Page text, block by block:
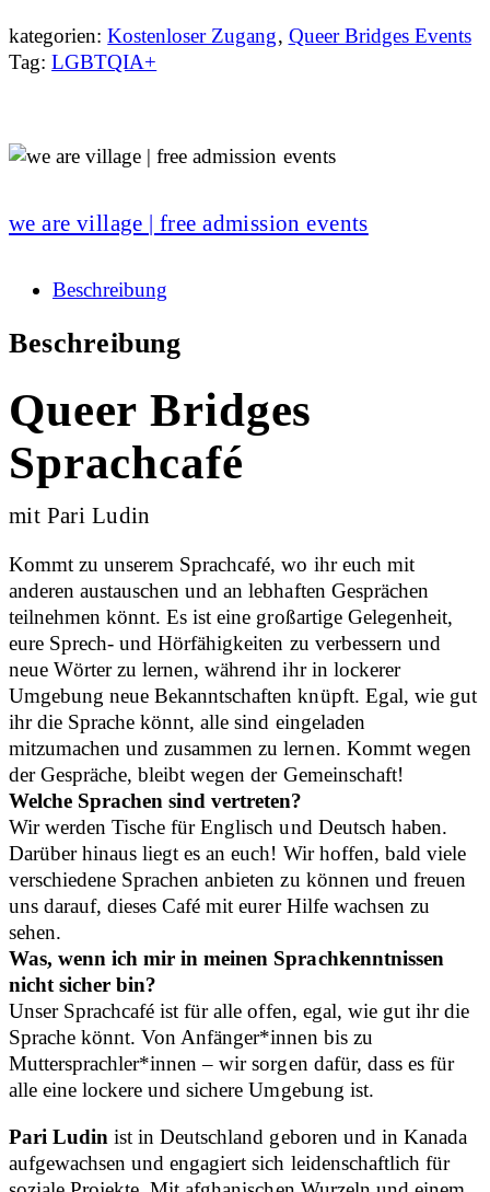
kategorien: Kostenloser Zugang, Queer Bridges Events
Tag: LGBTQIA+
we are village | free admission events
Beschreibung
Beschreibung
Queer Bridges
Sprachcafé
mit Pari Ludin
Kommt zu unserem Sprachcafé, wo ihr euch mit
anderen austauschen und an lebhaften Gesprächen
teilnehmen könnt. Es ist eine großartige Gelegenheit,
eure Sprech- und Hörfähigkeiten zu verbessern und
neue Wörter zu lernen, während ihr in lockerer
Umgebung neue Bekanntschaften knüpft. Egal, wie gut
ihr die Sprache könnt, alle sind eingeladen
mitzumachen und zusammen zu lernen. Kommt wegen
der Gespräche, bleibt wegen der Gemeinschaft!
Welche Sprachen sind vertreten?
Wir werden Tische für Englisch und Deutsch haben.
Darüber hinaus liegt es an euch! Wir hoffen, bald viele
verschiedene Sprachen anbieten zu können und freuen
uns darauf, dieses Café mit eurer Hilfe wachsen zu
sehen.
Was, wenn ich mir in meinen Sprachkenntnissen
nicht sicher bin?
Unser Sprachcafé ist für alle offen, egal, wie gut ihr die
Sprache könnt. Von Anfänger*innen bis zu
Muttersprachler*innen – wir sorgen dafür, dass es für
alle eine lockere und sichere Umgebung ist.
Pari Ludin ist in Deutschland geboren und in Kanada
aufgewachsen und engagiert sich leidenschaftlich für